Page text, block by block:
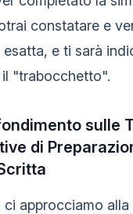
constatare e
esatta, e ti sarà
"trabocchetto".
sulle
di
ci approcciamo alla